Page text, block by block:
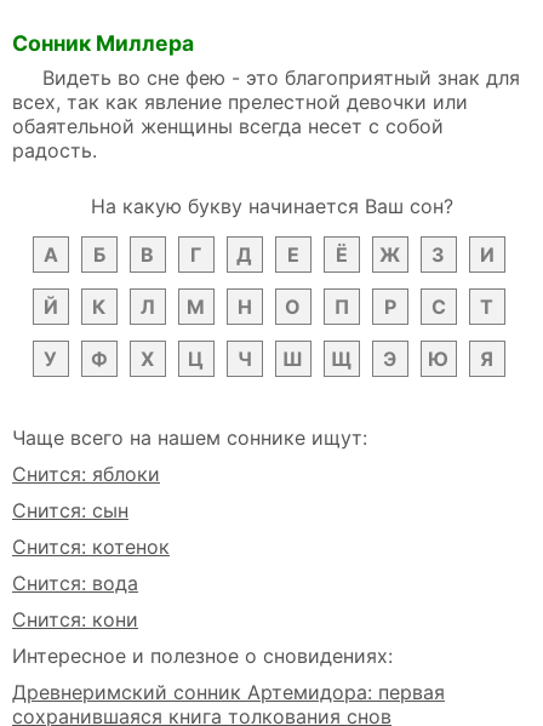
Сонник Миллера
Видеть во сне фею - это благоприятный знак для
всех, так как явление прелестной девочки или
обаятельной женщины всегда несет с собой
радость.
На какую букву начинается Ваш сон?
А
Б В Г Д Е Ё Ж З И
Й К Л М Н О П Р С Т
У Ф Х Ц Ч Ш Щ Э Ю Я
Чаще всего на нашем соннике ищут:
Снится: яблоки
Снится: сын
Снится: котенок
Снится: вода
Снится: кони
Интересное и полезное о сновидениях:
Древнеримский сонник Артемидора: первая
сохранившаяся книга толкования снов